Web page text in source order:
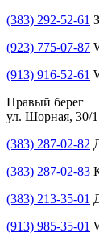
(383) 292-52-61
(923) 775-07-87
(913) 916-52-61
Правый берег
ул. Шорная, 30/1
(383) 287-02-82
(383) 287-02-83
(383) 213-35-01
(913) 985-35-01